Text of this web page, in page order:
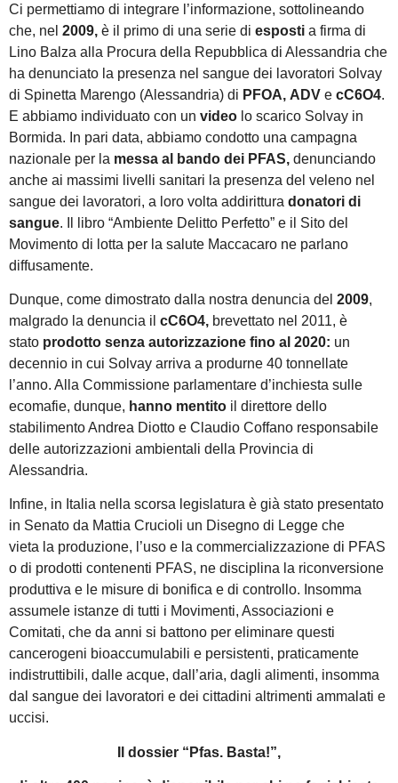
Ci permettiamo di integrare l’informazione, sottolineando
che, nel 2009, è il primo di una serie di esposti a firma di
Lino Balza alla Procura della Repubblica di Alessandria che
ha denunciato la presenza nel sangue dei lavoratori Solvay
di Spinetta Marengo (Alessandria) di PFOA, ADV e cC6O4.
E abbiamo individuato con un video lo scarico Solvay in
Bormida. In pari data, abbiamo condotto una campagna
nazionale per la messa al bando dei PFAS, denunciando
anche ai massimi livelli sanitari la presenza del veleno nel
sangue dei lavoratori, a loro volta addirittura donatori di
sangue. Il libro “Ambiente Delitto Perfetto” e il Sito del
Movimento di lotta per la salute Maccacaro ne parlano
diffusamente.
Dunque, come dimostrato dalla nostra denuncia del 2009,
malgrado la denuncia il cC6O4, brevettato nel 2011, è
stato prodotto senza autorizzazione fino al 2020: un
decennio in cui Solvay arriva a produrne 40 tonnellate
l’anno. Alla Commissione parlamentare d’inchiesta sulle
ecomafie, dunque, hanno mentito il direttore dello
stabilimento Andrea Diotto e Claudio Coffano responsabile
delle autorizzazioni ambientali della Provincia di
Alessandria.
Infine, in Italia nella scorsa legislatura è già stato presentato
in Senato da Mattia Crucioli un Disegno di Legge che
vieta la produzione, l’uso e la commercializzazione di PFAS
o di prodotti contenenti PFAS, ne disciplina la riconversione
produttiva e le misure di bonifica e di controllo. Insomma
assumele istanze di tutti i Movimenti, Associazioni e
Comitati, che da anni si battono per eliminare questi
cancerogeni bioaccumulabili e persistenti, praticamente
indistruttibili, dalle acque, dall’aria, dagli alimenti, insomma
dal sangue dei lavoratori e dei cittadini altrimenti ammalati e
uccisi.
Il dossier “Pfas. Basta!”,